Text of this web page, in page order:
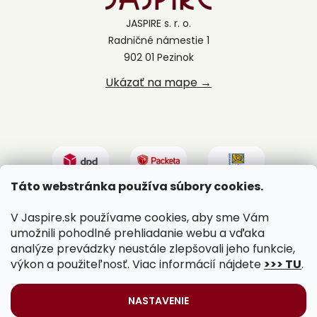
Táto webstránka používa súbory cookies.
V Jaspire.sk používame cookies, aby sme Vám
umožnili pohodlné prehliadanie webu a vďaka
analýze prevádzky neustále zlepšovali jeho funkcie,
výkon a použiteľnosť. Viac informácií nájdete >>> TU.
NASTAVENIE
JASPIRE s. r. o.
Radničné námestie 1
902 01 Pezinok
Ukázať na mape →